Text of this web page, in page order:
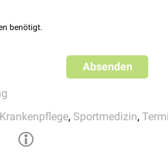
z.B. Laboranten,
gehende und stehende Arbeit,
Handwerker
Bergarbeiter
benötigt.
Absenden
Krankenpflege, Sportmedizin,